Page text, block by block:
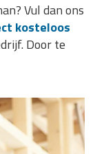
Vul dan ons
kosteloos
Door te